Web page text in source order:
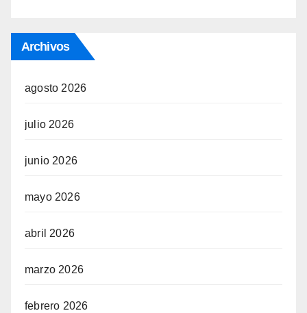
Archivos
agosto 2026
julio 2026
junio 2026
mayo 2026
abril 2026
marzo 2026
febrero 2026